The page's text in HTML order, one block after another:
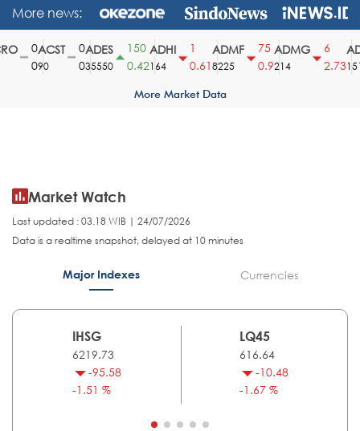
More news:
ACST
90
ADES
35550
150
0.42
ADHI
164
0.61
ADMF
8225
75
0.9
ADMG
214
2.731510
More Market Data
Market Watch
Last updated : 03.18 WIB | 24/07/2026
Data is a realtime snapshot, delayed at 10 minutes
Major Indexes Currencies
IHSG
6219.73
-95.58
-1.51 %
LQ45
616.64
-10.48
-1.67 %